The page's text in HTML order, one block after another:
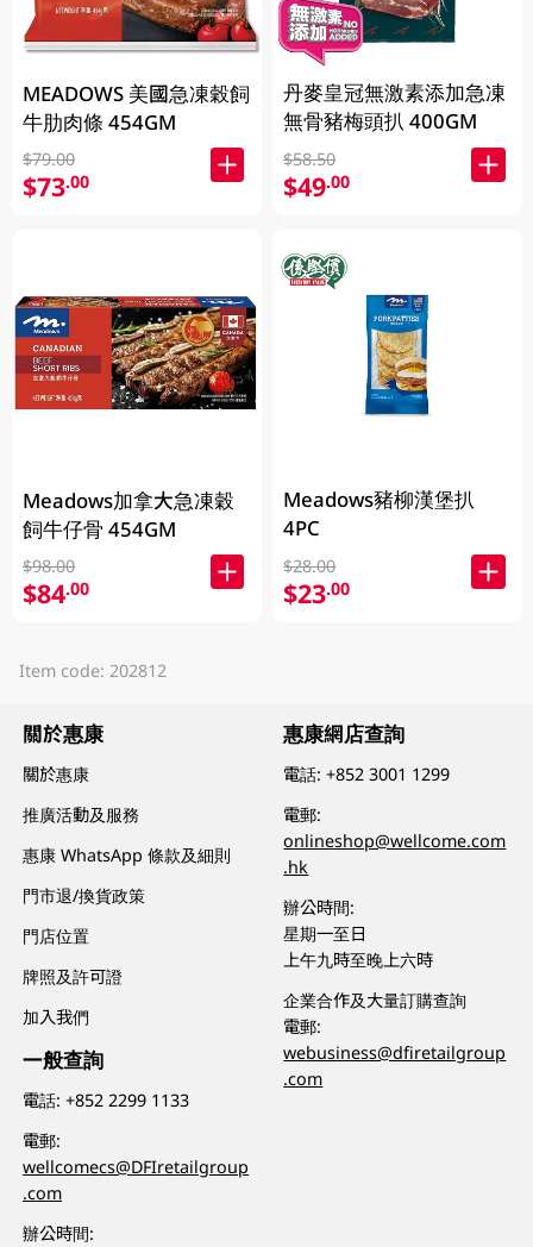
MEADOWS 美國急凍穀飼
牛肋肉條 454GM
$79.00
$73.00
Meadows加拿大急凍穀
飼牛仔骨 454GM
$98.00
$84.00
丹麥皇冠無激素添加急凍
無骨豬梅頭扒 400GM
$58.50
$49.00
Meadows豬柳漢堡扒
4PC
$28.00
$23.00
Item code: 202812
關於惠康
關於惠康
推廣活動及服務
惠康 WhatsApp 條款及細則
門市退/換貨政策
門店位置
牌照及許可證
加入我們
一般查詢
電話:+852 2299 1133
電郵:
wellcomecs@DFIretailgroup
.com
辦公時間:
惠康網店查詢
電話:+852 3001 1299
電郵:
onlineshop@wellcome.com
.hk
辦公時間:
星期一至日
上午九時至晚上六時
企業合作及大量訂購查詢
電郵:
webusiness@dfiretailgroup
.com